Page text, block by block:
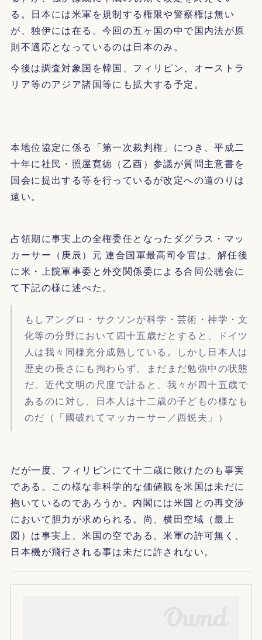
る。日本には米軍を規制する権限や警察権は無い
が、独伊には在る。今回の五ヶ国の中で国内法が原
則不適応となっているのは日本のみ。
今後は調査対象国を韓国、フィリピン、オーストラ
リア等のアジア諸国等にも拡大する予定。
本地位協定に係る「第一次裁判権」につき、平成二
十年に社民・照屋寛徳（乙酉）参議が質問主意書を
国会に提出する等を行っているが改定への道のりは
遠い。
占領期に事実上の全権委任となったダグラス・マッ
カーサー（庚辰）元 連合国軍最高司令官は、解任後
に米・上院軍事委と外交関係委による合同公聴会に
て下記の様に述べた。
もしアングロ・サクソンが科学・芸術・神学・文
化等の分野において四十五歳だとすると、ドイツ
人は我々同様充分成熟している。しかし日本人は
歴史の長さにも拘わらず、まだまだ勉強中の状態
だ。近代文明の尺度で計ると、我々が四十五歳で
あるのに対し、日本人は十二歳の子どもの様なも
のだ（「國破れてマッカーサー／西鋭夫」）
だが一度、フィリピンにて十二歳に敗けたのも事実
である。この様な非科学的な価値観を米国は未だに
抱いているのであろうか。内閣には米国との再交渉
において胆力が求められる。尚、横田空域（最上
図）は事実上、米国の空である。米軍の許可無く、
日本機が飛行される事は未だに許されない。